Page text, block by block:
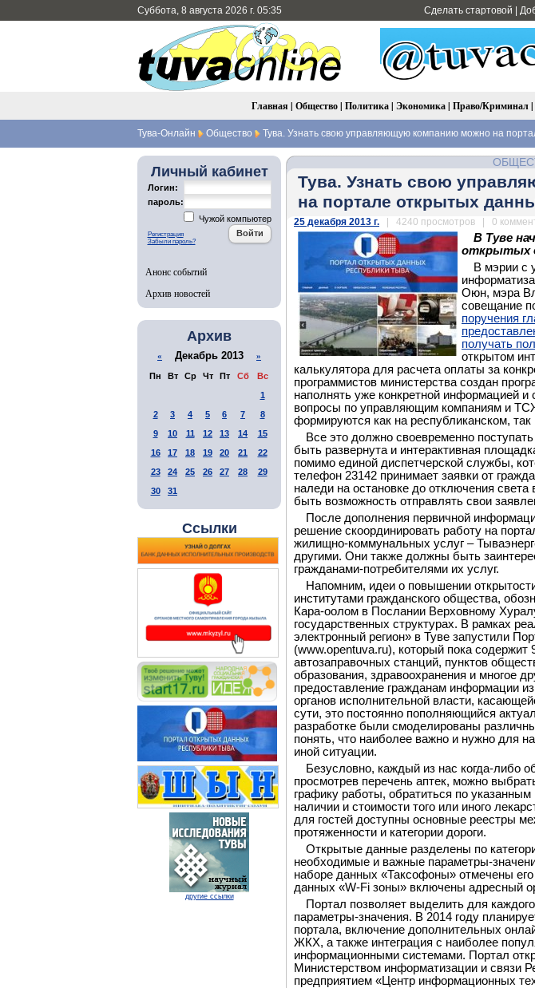
Суббота, 8 августа 2026 г. 05:35 Сделать стартовой
Главная | Общество| Политика| Экономика| Право/Криминал|
Тува-Онлайн Общество Тува. Узнать свою управляющую компанию можно на
Личный кабинет
Логин:
пароль:
Чужой компьютер
Регистрация
Забыли пароль?
Анонс событий
Архив новостей
Архив
« Декабрь 2013 »
Пн Вт Ср Чт Пт Сб
Вс
1
2
3 4 5 6 7
8
9
10 11 12 13 14
15
16
17 18 19 20 21
22
23
24 25 26 27 28
29
30
31
Ссылки
другие ссылки
Тува. Узнать свою
на портале открытых
25 декабря 2013 г. | 4240 просмотров | 0
В Туве
открытых
В мэрии с
Оюн, мэра
совещание
поручения
получать
открытом
калькулятора для расчета оплаты за
программистов министерства создан
наполнять уже конкретной информацией
вопросы по управляющим компаниям и
формируются как на республиканском,
Все это должно своевременно
быть развернута и интерактивная
помимо единой диспетчерской службы,
телефон 23142 принимает заявки от
наледи на остановке до отключения
быть возможность отправлять свои
После дополнения первичной
решение скоординировать работу на
жилищно-коммунальных услуг –
другими. Они также должны быть
гражданами-потребителями их услуг.
Напомним, идеи о повышении
институтами гражданского общества,
Кара-оолом в Послании Верховному
государственных структурах. В рамках
электронный регион» в Туве запустили
(www.opentuva.ru), который пока содержит
автозаправочных станций, пунктов
образования, здравоохранения и многое
предоставление гражданам информации
органов исполнительной власти,
сути, это постоянно пополняющийся
разработке были смоделированы
понять, что наиболее важно и нужно для
иной ситуации.
Безусловно, каждый из нас когда-либо
просмотрев перечень аптек, можно
графику работы, обратиться по
наличии и стоимости того или иного
для гостей доступны основные реестры
протяженности и категории дороги.
Открытые данные разделены по
необходимые и важные параметры-
наборе данных «Таксофоны» отмечены
данных «W-Fi зоны» включены адресный
Портал позволяет выделить для
параметры-значения. В 2014 году
портала, включение дополнительных
ЖКХ, а также интеграция с наиболее
информационными системами. Портал
Министерством информатизации и связи
предприятием «Центр информационных